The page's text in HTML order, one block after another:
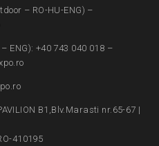
– RO-HU-ENG) –
ENG): +40 743 040 018 –
B1,Blv.Marasti nr.65-67 |
410195